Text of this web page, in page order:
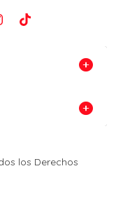
los Derechos